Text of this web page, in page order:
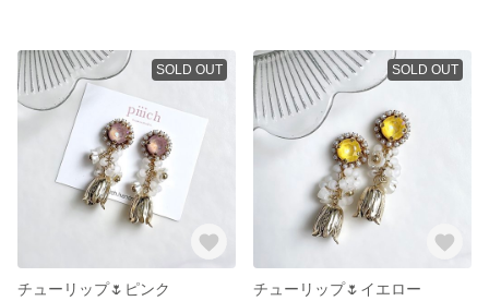
SOLD OUT
チューリップ🌷ピンク
SOLD OUT
チューリップ🌷イエロー